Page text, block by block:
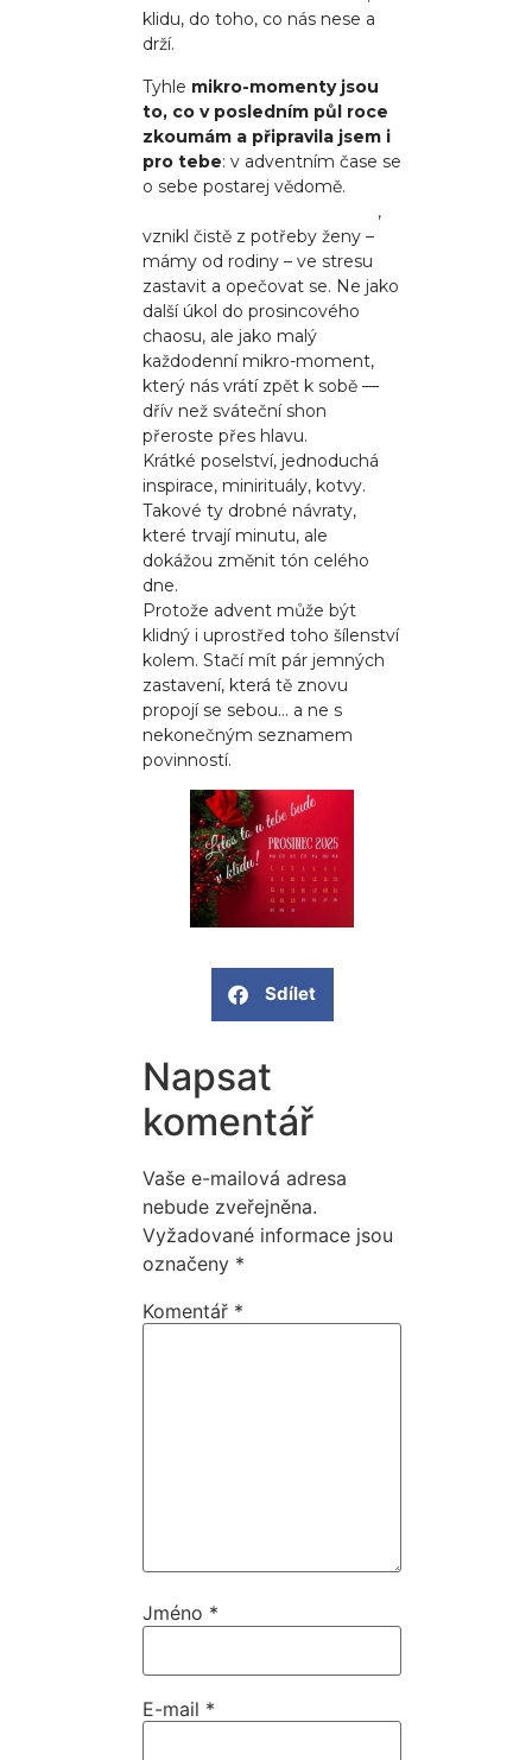
klidu, do toho, co nás nese a
drží.
Tyhle mikro-momenty jsou
to, co v posledním půl roce
zkoumám a připravila jsem i
pro tebe: v adventním čase se
o sebe postarej vědomě.
,
vznikl čistě z potřeby ženy –
mámy od rodiny – ve stresu
zastavit a opečovat se. Ne jako
další úkol do prosincového
chaosu, ale jako malý
každodenní mikro-moment,
který nás vrátí zpět k sobě —
dřív než sváteční shon
přeroste přes hlavu.
Krátké poselství, jednoduchá
inspirace, minirituály, kotvy.
Takové ty drobné návraty,
které trvají minutu, ale
dokážou změnit tón celého
dne.
Protože advent může být
klidný i uprostřed toho šílenství
kolem. Stačí mít pár jemných
zastavení, která tě znovu
propojí se sebou… a ne s
nekonečným seznamem
povinností.
Sdílet
Napsat
komentář
Vaše e-mailová adresa
nebude zveřejněna.
Vyžadované informace jsou
označeny *
Komentář *
Jméno *
E-mail *